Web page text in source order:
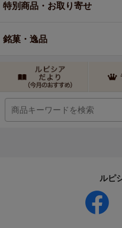
特別商品・お取り寄せ
銘菓・逸品
ルピ